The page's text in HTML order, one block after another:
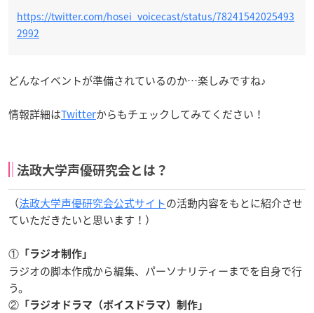
https://twitter.com/hosei_voicecast/status/78241542025493
2992
どんなイベントが準備されているのか…楽しみですね♪
情報詳細はTwitterからもチェックしてみてください！
法政大学声優研究会とは？
（法政大学声優研究会公式サイトの活動内容をもとに紹介させ
ていただきたいと思います！）
① 「ラジオ制作」
ラジオの脚本作成から編集、パーソナリティーまでを自身で行
う。
② 「ラジオドラマ（ボイスドラマ）制作」